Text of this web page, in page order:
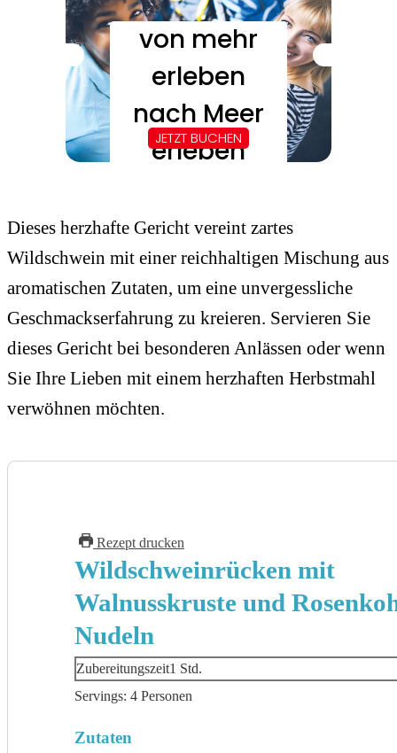
Dieses herzhafte Gericht vereint zartes
Wildschwein mit einer reichhaltigen Mischung aus
aromatischen Zutaten, um eine unvergessliche
Geschmackserfahrung zu kreieren. Servieren Sie
dieses Gericht bei besonderen Anlässen oder wenn
Sie Ihre Lieben mit einem herzhaften Herbstmahl
verwöhnen möchten.
Rezept drucken
Wildschweinrücken mit
Walnusskruste und
Nudeln
Zubereitungszeit1 Stunde
Std.
Servings: 4 Personen
Zutaten